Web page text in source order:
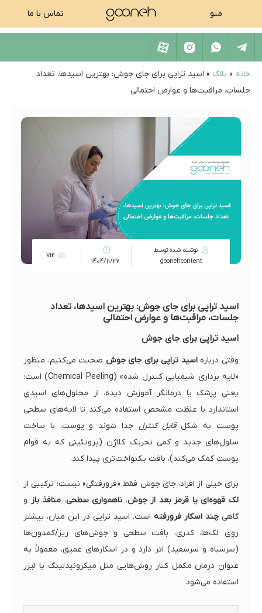
منو تماس با ما
خانه » بلاگ » اسید تراپی برای جای جوش: بهترین اسیدها، تعداد
جلسات، مراقبت‌ها و عوارض احتمالی
نوشته شده توسط
goonehcontent
1404/11/27
712
اسید تراپی برای جای جوش: بهترین اسیدها، تعداد
جلسات، مراقبت‌ها و عوارض احتمالی
اسید تراپی برای جای جوش
وقتی دربارهاسید تراپی برای جای جوش صحبت می‌کنیم، منظور
«لایه برداری شیمیایی کنترل شده» (Chemical Peeling) است؛
یعنی پزشک یا درمانگر آموزش دیده، از محلول‌های اسیدیِ
استاندارد با غلظت مشخص استفاده می‌کند تا لایه‌های سطحی
پوست به شکلقابل کنترل جدا شوند و پوست، با ساخت
سلول‌های جدید و کمی تحریک کلاژن (پروتئینی که به قوام
پوست کمک می‌کند)، بافت یکنواخت‌تری پیدا کند.
برای خیلی از افراد، جای جوش فقط «فرورفتگی» نیست؛ ترکیبی از
لک قهوه‌ای یا قرمز بعد از جوش، ناهمواری سطحی، منافذ باز و
گاهی چند اسکار فرورفته است. اسید تراپی در این میان، بیشتر
روی لک‌ها، کدری، بافت سطحی و جوش‌های ریز/کمدون‌ها
(سرسیاه و سرسفید) اثر دارد و در اسکارهای عمیق، معمولاً به
عنوان درمان مکمل کنار روش‌هایی مثل میکرونیدلینگ یا لیزر
استفاده می‌شود.